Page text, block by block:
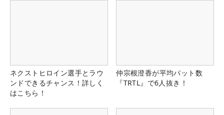
ネクストヒロイン選手とラウ
ンドできるチャンス！詳しく
はこちら！
仲宗根澄香が平均パット数
『TRTL』で6人抜き！